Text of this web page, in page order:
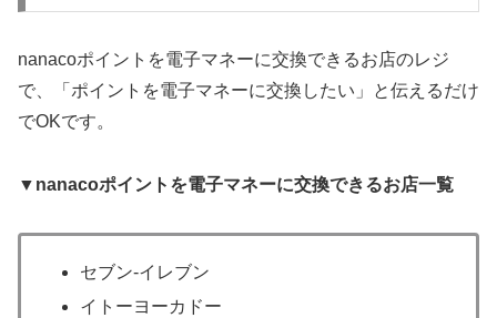
nanacoポイントを電子マネーに交換できるお店のレジ
で、「ポイントを電子マネーに交換したい」と伝えるだけ
でOKです。
▼nanacoポイントを電子マネーに交換できるお店一覧
セブン‐イレブン
イトーヨーカドー